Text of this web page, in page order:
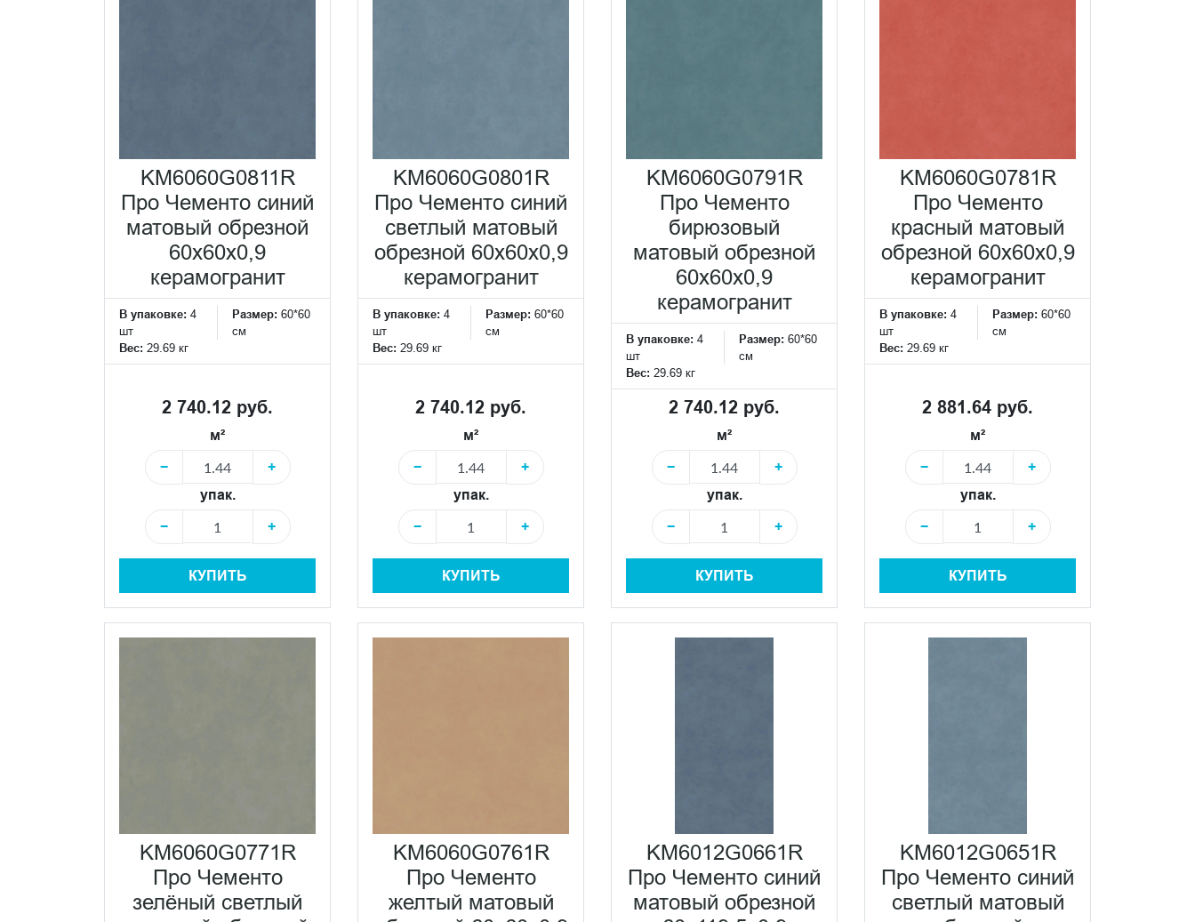
KM6060G0811R
Про Чементо синий
матовый обрезной
60х60x0,9
керамогранит
В упаковке: 4
шт
Размер: 60*60
см
Вес: 29.69 кг
2 740.12 руб.
м²
−
+
упак.
−
+
КУПИТЬ
KM6060G0801R
Про Чементо синий
светлый матовый
обрезной 60х60x0,9
керамогранит
В упаковке: 4
шт
Размер: 60*60
см
Вес: 29.69 кг
2 740.12 руб.
м²
−
+
упак.
−
+
КУПИТЬ
KM6060G0791R
Про Чементо
бирюзовый
матовый обрезной
60х60x0,9
керамогранит
В упаковке: 4
шт
Размер: 60*60
см
Вес: 29.69 кг
2 740.12 руб.
м²
−
+
упак.
−
+
КУПИТЬ
KM6060G0781R
Про Чементо
красный матовый
обрезной 60х60x0,9
керамогранит
В упаковке: 4
шт
Размер: 60*60
см
Вес: 29.69 кг
2 881.64 руб.
м²
−
+
упак.
−
+
КУПИТЬ
KM6060G0771R
Про Чементо
зелёный светлый
KM6060G0761R
Про Чементо
желтый матовый
KM6012G0661R
Про Чементо синий
матовый обрезной
KM6012G0651R
Про Чементо синий
светлый матовый